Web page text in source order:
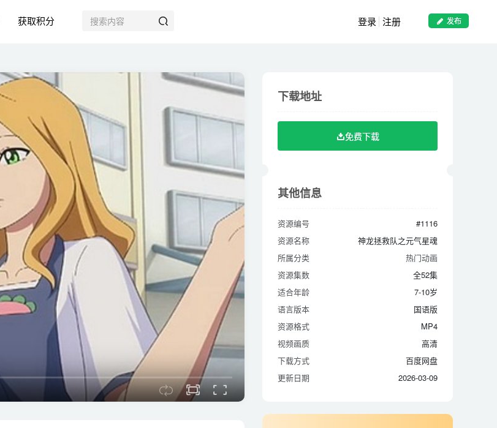
获取积分 发布
登录 注册
免费下载
资源名称
神龙拯救队之元气星魂
所属分类
热门动画
资源集数
全52集
适合年龄
7-10岁
语言版本
国语版
资源格式
MP4
视频画质
高清
下载方式
百度网盘
更新日期
2026-03-09
下载地址
免费下载
其他信息
资源编号
#1116
资源名称
神龙拯救队之元气星魂
所属分类
热门动画
资源集数
全52集
适合年龄
7-10岁
语言版本
国语版
资源格式
MP4
视频画质
高清
下载方式
百度网盘
更新日期
2026-03-09